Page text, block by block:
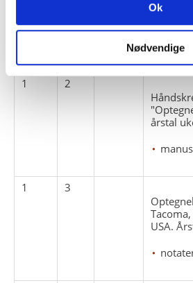
Ok
Nødvendige
The
1
2
årstal
1
3
USA.